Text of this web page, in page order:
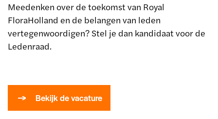
Meedenken over de toekomst van Royal
FloraHolland en de belangen van leden
vertegenwoordigen? Stel je dan kandidaat voor de
Ledenraad.
Bekijk de vacature